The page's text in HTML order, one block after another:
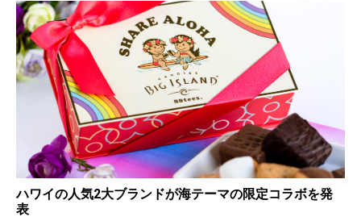
ハワイの人気2大ブランドが海テーマの限定コラボを発
表